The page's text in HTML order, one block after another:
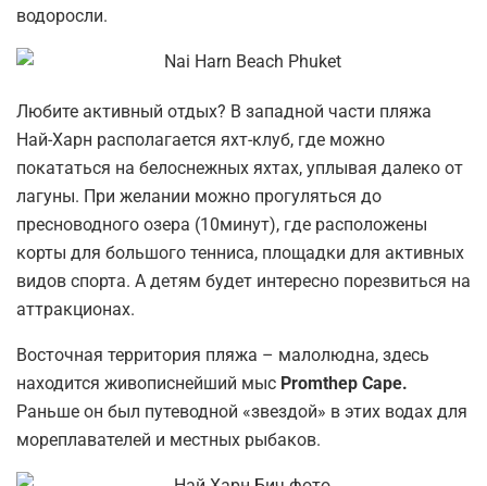
водоросли.
Любите активный отдых? В западной части пляжа
Най-Харн располагается яхт-клуб, где можно
покататься на белоснежных яхтах, уплывая далеко от
лагуны. При желании можно прогуляться до
пресноводного озера (10минут), где расположены
корты для большого тенниса, площадки для активных
видов спорта. А детям будет интересно порезвиться на
аттракционах.
Восточная территория пляжа – малолюдна, здесь
находится живописнейший мыс Promthep Cape.
Раньше он был путеводной «звездой» в этих водах для
мореплавателей и местных рыбаков.